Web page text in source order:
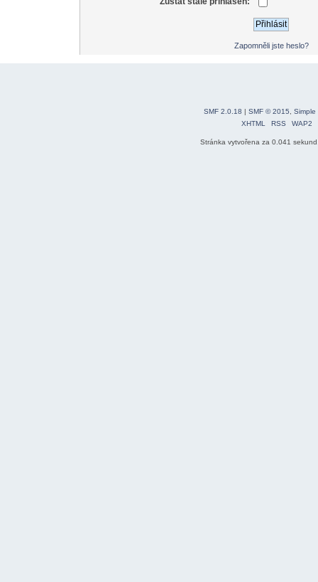
Zapomněli jste heslo?
SMF 2.0.18 | SMF © 2015
Simple
XHTML
RSS WAP2
Stránka vytvořena za 0.041